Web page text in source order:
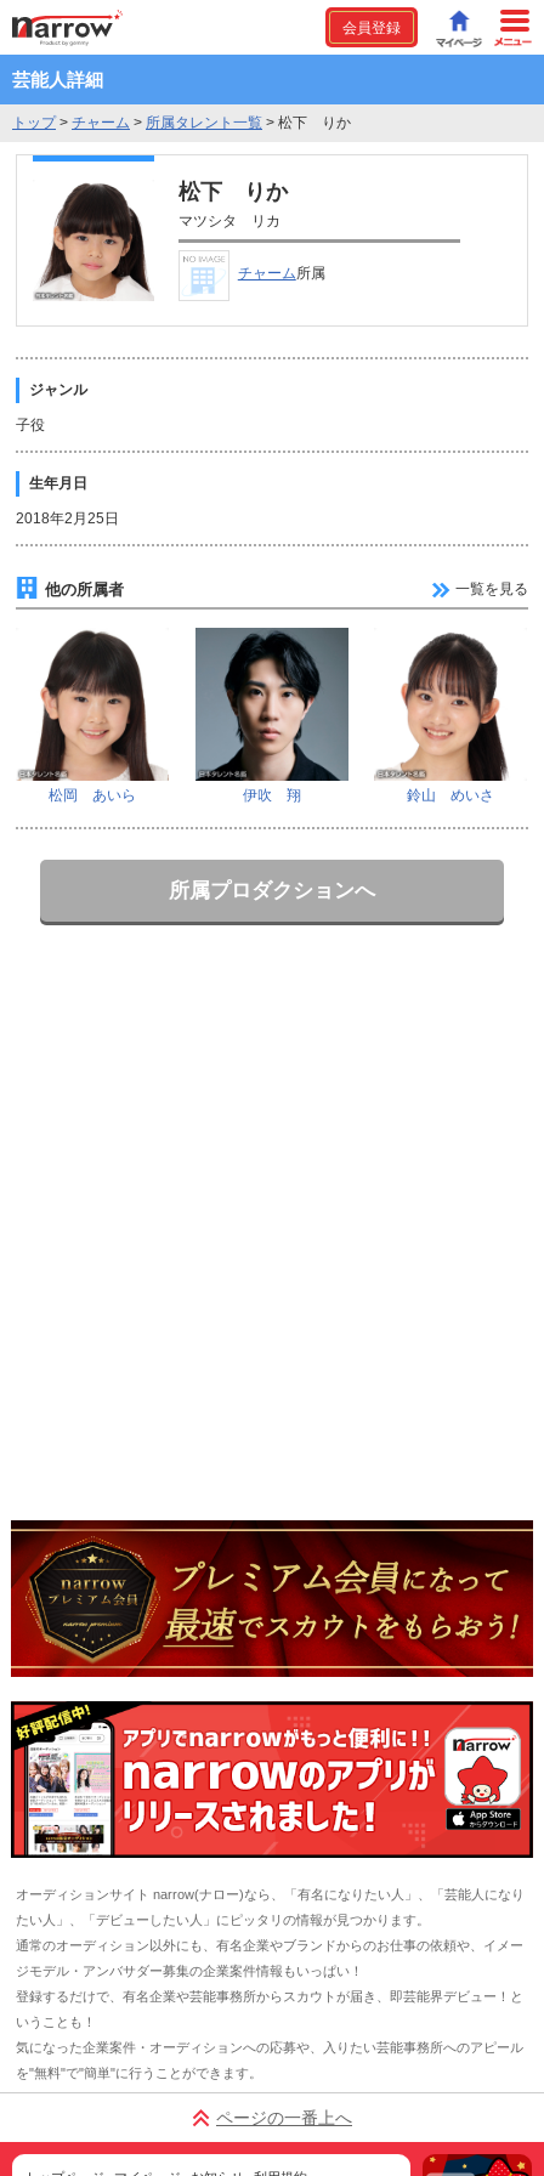
会員登録
芸能人詳細
トップ> チャーム > 所属タレント一覧 > 松下 りか
松下 りか
マツシタ リカ
チャーム所属
ジャンル
子役
生年月日
2018年2月25日
他の所属者 一覧を見る
松岡 あいら 伊吹 翔 鈴山 めいさ
所属プロダクションへ
オーディションサイト narrow(ナロー)なら、「有名になりたい人」、「芸能人になり
たい人」、「デビューしたい人」にピッタリの情報が見つかります。
通常のオーディション以外にも、有名企業やブランドからのお仕事の依頼や、イメー
ジモデル・アンバサダー募集の企業案件情報もいっぱい！
登録するだけで、有名企業や芸能事務所からスカウトが届き、即芸能界デビュー！と
いうことも！
気になった企業案件・オーディションへの応募や、入りたい芸能事務所へのアピール
を"無料"で"簡単"に行うことができます。
ページの一番上へ